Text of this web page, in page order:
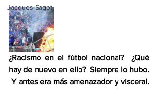
Jacques Sagot
¿Racismo en el fútbol nacional?  ¿Qué
hay de nuevo en ello?  Siempre lo hubo.
Y antes era más amenazador y visceral.